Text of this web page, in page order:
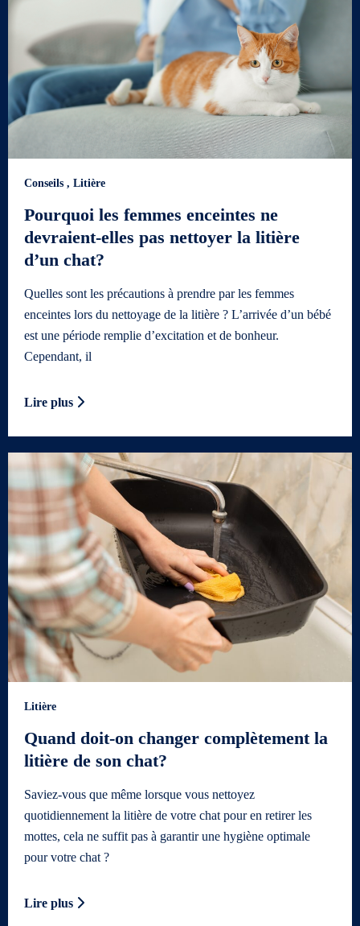
Conseils , Litière
Pourquoi les femmes enceintes ne
devraient-elles pas nettoyer la litière
d’un chat?
Quelles sont les précautions à prendre par les femmes
enceintes lors du nettoyage de la litière ? L’arrivée d’un bébé
est une période remplie d’excitation et de bonheur.
Cependant, il
Lire plus
Litière
Quand doit-on changer complètement la
litière de son chat?
Saviez-vous que même lorsque vous nettoyez
quotidiennement la litière de votre chat pour en retirer les
mottes, cela ne suffit pas à garantir une hygiène optimale
pour votre chat ?
Lire plus